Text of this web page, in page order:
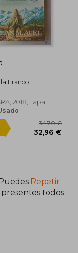
5%
dcto.
Franco
2018, Tapa
Repetir
todos